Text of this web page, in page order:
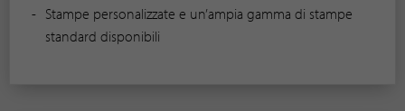
Stampe personalizzate e un’ampia gamma di stampe
standard disponibili